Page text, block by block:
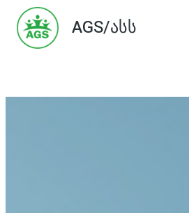
Skip
content
AGS/ასს